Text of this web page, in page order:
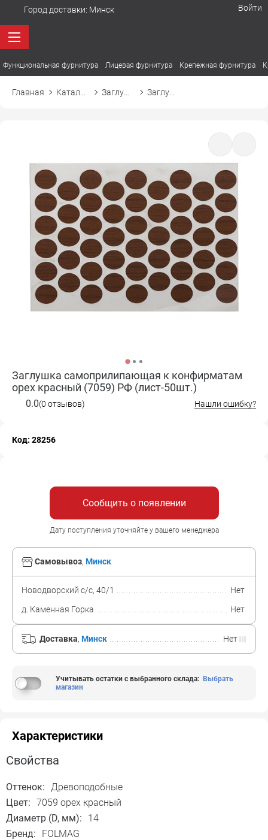
Город доставки: Минск Войти
Функциональная фурнитура Лицевая фурнитура Крепежная фурнитура
Главная
Заглушка самоприлипающая к конфирматам
орех красный (7059) РФ (лист-50шт.)
0.0(0 отзывов) Нашли ошибку?
Код: 28256
Сообщить о появлении
Дату поступления уточняйте у вашего менеджера
Самовывоз, Минск
Новодворский с/с, 40/1
Нет
д. Каменная Горка
Нет
Доставка, Минск Нет
Учитывать остатки с выбранного склада: Выбрать
магазин
Характеристики
Свойства
Оттенок: Древоподобные
Цвет: 7059 орех красный
Диаметр (D, мм):
14
Бренд:
FOLMAG